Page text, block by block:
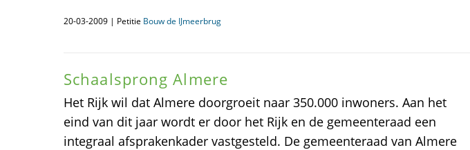
20-03-2009 | Petitie Bouw de IJmeerbrug
Schaalsprong Almere
Het Rijk wil dat Almere doorgroeit naar 350.000 inwoners. Aan het
eind van dit jaar wordt er door het Rijk en de gemeenteraad een
integraal afsprakenkader vastgesteld. De gemeenteraad van Almere